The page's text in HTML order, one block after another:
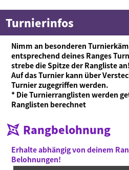
Was ist
Was ist
Wie man spielt
Ninja-Gebiete
Saison-
Turnierinfos
Nimm an besonderen
entsprechend deines Ranges
strebe die Spitze der Rangliste an!
Auf das Turnier kann über
Turnier zugegriffen werden.
* Die Turnierranglisten werden
Ranglisten berechnet
Rangbelohnung
Erhalte abhängig von deinem
Belohnungen!